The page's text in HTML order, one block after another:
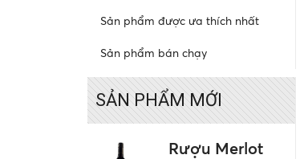
Sản phẩm được ưa thích nhất
Sản phẩm bán chạy
SẢN PHẨM MỚI
Rượu Merlot